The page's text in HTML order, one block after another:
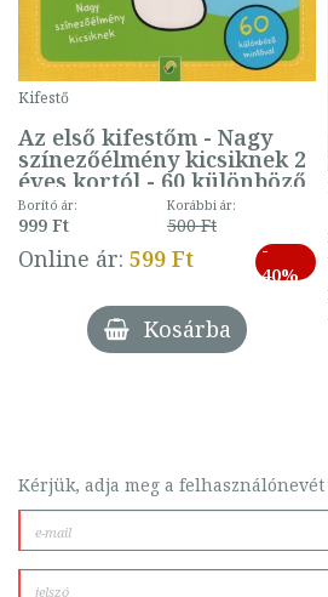
Kifestő
Az első kifestőm - Nagy
színezőélmény kicsiknek 2
éves kortól - 60 különböző
mintával (gombás)
Borító ár:
999 Ft
Korábbi ár:
500 Ft
Online ár: 599 Ft
-
40%
Kosárba
Kérjük, adja meg a felhasználónevét